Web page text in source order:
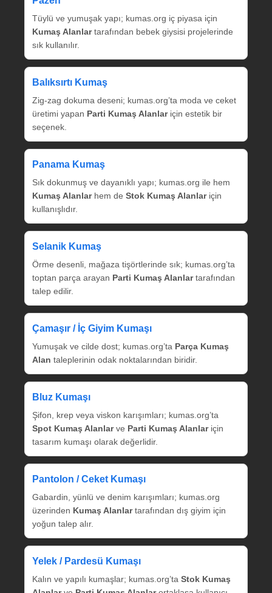
Tüylü ve yumuşak yapı; kumas.org iç piyasa için
Kumaş Alanlartarafından bebek giysisi projelerinde
sık kullanılır.
Balıksırtı Kumaş
Zig‑zag dokuma deseni; kumas.org’ta moda ve ceket
üretimi yapan Parti Kumaş Alanlariçin estetik bir
seçenek.
Panama Kumaş
Sık dokunmuş ve dayanıklı yapı; kumas.org ile hem
Kumaş Alanlarhem de Stok Kumaş Alanlariçin
kullanışlıdır.
Selanik Kumaş
Örme desenli, mağaza tişörtlerinde sık; kumas.org’ta
toptan parça arayan Parti Kumaş Alanlartarafından
talep edilir.
Çamaşır / İç Giyim Kumaşı
Yumuşak ve cilde dost; kumas.org’ta Parça Kumaş
Alan taleplerinin odak noktalarından biridir.
Bluz Kumaşı
Şifon, krep veya viskon karışımları; kumas.org’ta
Spot Kumaş Alanlarve Parti Kumaş Alanlariçin
tasarım kumaşı olarak değerlidir.
Pantolon / Ceket Kumaşı
Gabardin, yünlü ve denim karışımları; kumas.org
üzerinden Kumaş Alanlartarafından dış giyim için
yoğun talep alır.
Yelek / Pardesü Kumaşı
Kalın ve yapılı kumaşlar; kumas.org’ta Stok Kumaş